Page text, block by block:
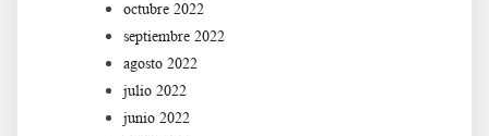
octubre 2022
septiembre 2022
agosto 2022
julio 2022
junio 2022